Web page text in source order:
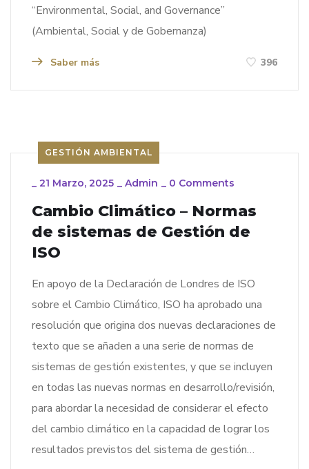
“Environmental, Social, and Governance”
(Ambiental, Social y de Gobernanza)
Saber más 396
GESTIÓN AMBIENTAL
_ 21 Marzo, 2025 _ Admin _ 0 Comments
Cambio Climático – Normas
de sistemas de Gestión de
ISO
En apoyo de la Declaración de Londres de ISO
sobre el Cambio Climático, ISO ha aprobado una
resolución que origina dos nuevas declaraciones de
texto que se añaden a una serie de normas de
sistemas de gestión existentes, y que se incluyen
en todas las nuevas normas en desarrollo/revisión,
para abordar la necesidad de considerar el efecto
del cambio climático en la capacidad de lograr los
resultados previstos del sistema de gestión…